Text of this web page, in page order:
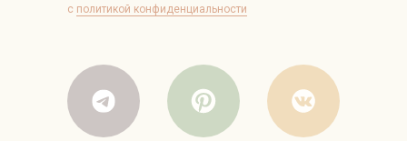
с политикой конфиденциальности